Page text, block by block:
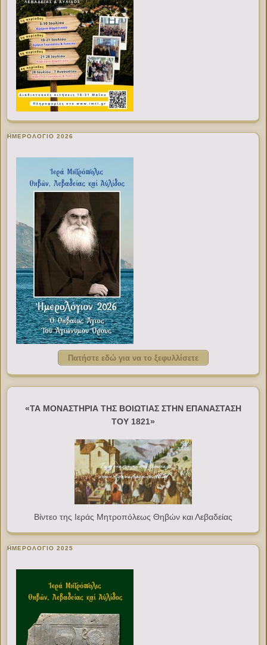
ΗΜΕΡΟΛΟΓΙΟ 2026
Πατήστε εδώ για να το ξεφυλλίσετε
«ΤΑ ΜΟΝΑΣΤΗΡΙΑ ΤΗΣ ΒΟΙΩΤΙΑΣ ΣΤΗΝ ΕΠΑΝΑΣΤΑΣΗ
ΤΟΥ 1821»
Βίντεο της Ιεράς Μητροπόλεως Θηβών και Λεβαδείας
ΗΜΕΡΟΛΟΓΙΟ 2025